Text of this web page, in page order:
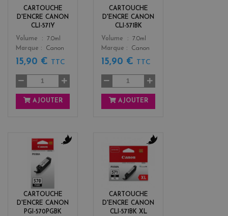
CARTOUCHE
D'ENCRE CANON
CLI-571Y
Color
o
w
Volume
7.0ml
Marque
Canon
15,90 € TTC
AJOUTER
CARTOUCHE
D'ENCRE CANON
CLI-571BK
Color
k
Volume
7.0ml
Marque
Canon
15,90 € TTC
AJOUTER
CARTOUCHE
D'ENCRE CANON
PGI-570PGBK
k
CARTOUCHE
D'ENCRE CANON
CLI-571BK XL
l
c
k